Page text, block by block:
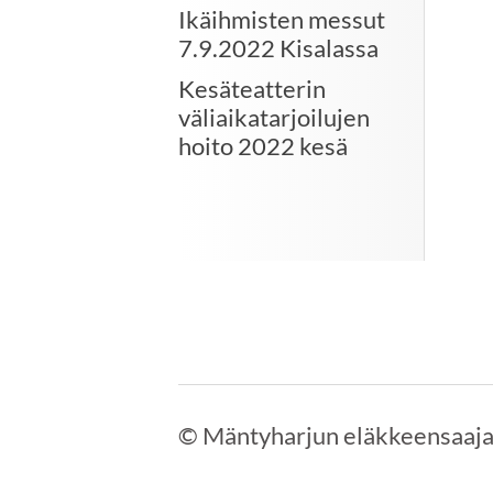
Ikäihmisten messut
7.9.2022 Kisalassa
Kesäteatterin
väliaikatarjoilujen
hoito 2022 kesä
© Mäntyharjun